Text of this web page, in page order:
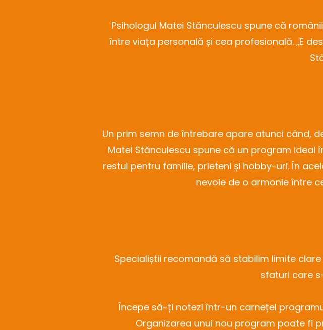
Psihologul Matei Stănculescu spune că
între viața personală și cea profesională. „E
Un prim semn de întrebare apare atunci când,
Matei Stănculescu spune că un program ideal
restul pentru familie, prieteni și hobby-uri. În
nevoie de o armonie între
Specialiștii recomandă să stabilim limite
sfaturi care
Începe să-ți notezi într-un carnețel
Organizarea unui nou program poate fi